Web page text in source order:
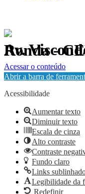
Av. Visconde de Taunay,
Política de Privacidade.
Acessar o conteúdo
Abrir a barra de
Acessibilidade
Aumentar texto
Diminuir texto
Escala de cinza
Alto contraste
Contraste
Fundo claro
Links
Legibilidade da
Redefinir